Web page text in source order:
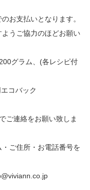
お支払いとなります。
ようご協力のほどお願い
グラム、(各レシピ付
コバック
ご連絡をお願い致しま
ご住所・お電話番号を